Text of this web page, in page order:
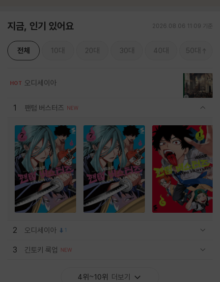
지금, 인기 있어요 2026.08.06 11:09 기준
전체 10대 20대 30대 40대 50대
HOT 오디세이아
1 팬텀 버스터즈
2 오디세이아 1
3 긴토키 룩업
4위~10위 더보기